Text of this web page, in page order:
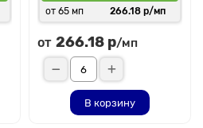
от 65 мп
266.18 р/мп
от 266.18 р/мп
В корзину